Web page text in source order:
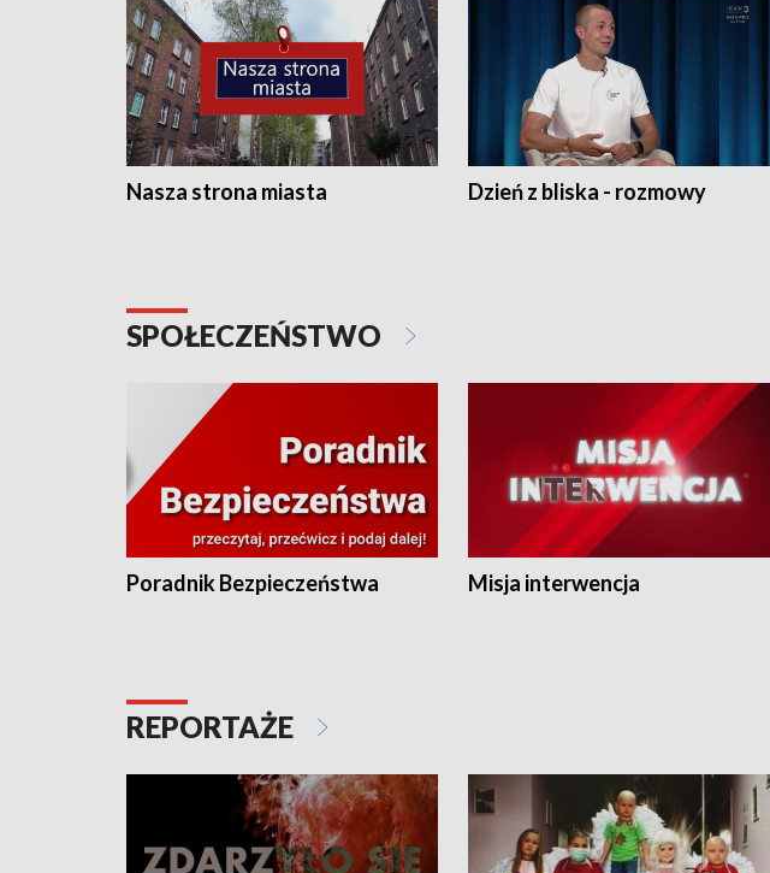
Nasza strona miasta Dzień z bliska - rozmowy
SPOŁECZEŃSTWO
Poradnik Bezpieczeństwa Misja interwencja
REPORTAŻE